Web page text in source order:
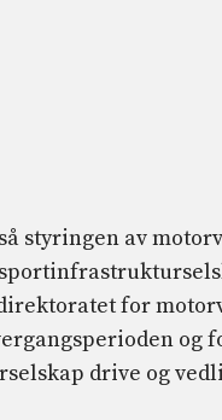
styringen av
for
og
drive og